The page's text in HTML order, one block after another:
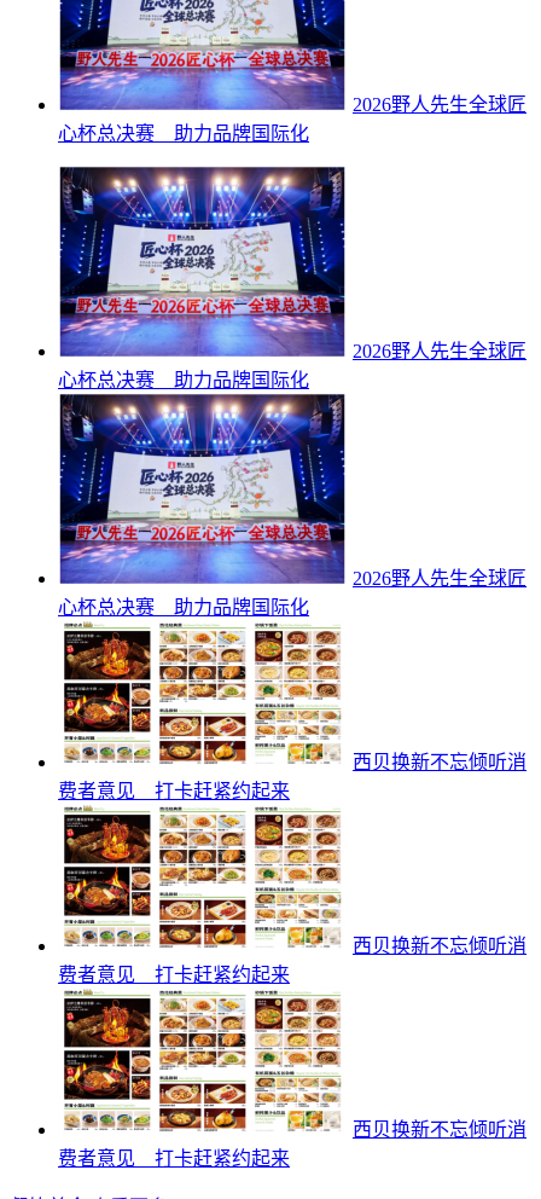
2026野人先生全球匠
心杯总决赛 助力品牌国际化
2026野人先生全球匠
心杯总决赛 助力品牌国际化
2026野人先生全球匠
心杯总决赛 助力品牌国际化
西贝换新不忘倾听消
费者意见 打卡赶紧约起来
西贝换新不忘倾听消
费者意见 打卡赶紧约起来
西贝换新不忘倾听消
费者意见 打卡赶紧约起来